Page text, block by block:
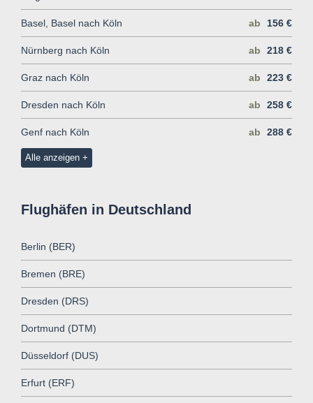
Basel, Basel nach Köln ab 156 €
Nürnberg nach Köln ab 218 €
Graz nach Köln ab 223 €
Dresden nach Köln ab 258 €
Genf nach Köln ab 288 €
Alle anzeigen
Flughäfen in Deutschland
Berlin (BER)
Bremen (BRE)
Dresden (DRS)
Dortmund (DTM)
Düsseldorf (DUS)
Erfurt (ERF)